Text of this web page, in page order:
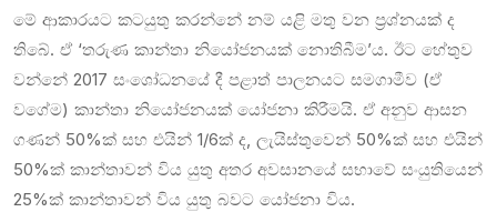
මේ ආකාරයට කටයුතු කරන්නේ නම් යළි මතු වන ප්‍රශ්නයක් ද
තිබේ. ඒ ‘තරුණ කාන්තා නියෝජනයක් නොතිබීම’ය. ඊට හේතුව
වන්නේ 2017 සංශෝධනයේ දී පළාත් පාලනයට සමගාමීව (ඒ
වගේම) කාන්තා නියෝජනයක් යෝජනා කිරීමයි. ඒ අනුව ආසන
ගණන් 50%ක් සහ එයින් 1/6ක් ද, ලැයිස්තුවෙන් 50%ක් සහ එයින්
50%ක් කාන්තාවන් විය යුතු අතර අවසානයේ සභාවේ සංයුතියෙන්
25%ක් කාන්තාවන් විය යුතු බවට යෝජනා විය.